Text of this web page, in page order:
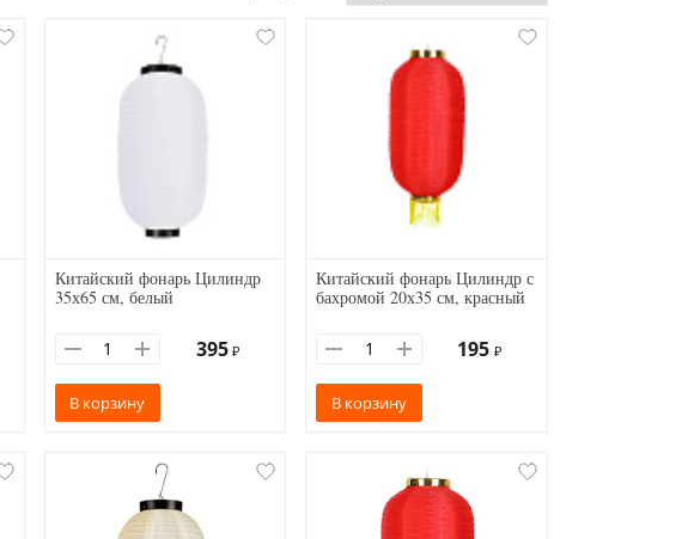
Китайский фонарь Цилиндр
35х65 см, белый
395 ₽
В корзину
Китайский фонарь Цилиндр с
бахромой 20х35 см, красный
195 ₽
В корзину